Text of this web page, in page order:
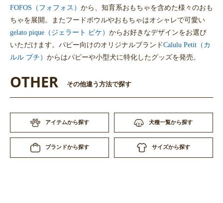
FOFOS（フォフォス） から、知育系おもちゃを含めた様々のおも
ちゃを展開。またフードボウルやおもちゃはオシャレで可愛い
gelato pique（ジェラート ピケ） からお好きなデザインをお選び
いただけます。パピー向けのオリジナルブランドCalulu Petit（カ
ルル プチ） からはパピーや小型犬に特化したグッズを発売。
OTHER その他違う方法で探す
アイテムから探す 犬種一覧から探す
ブランドから探す サイズから探す